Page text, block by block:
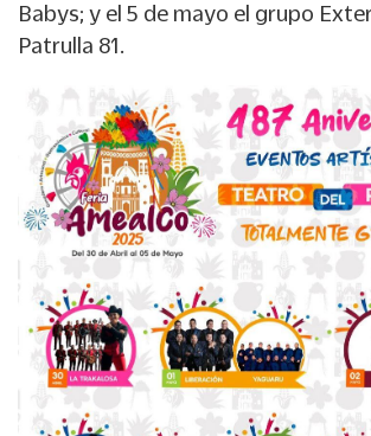
Babys; y el 5 de mayo el grupo
Patrulla 81.